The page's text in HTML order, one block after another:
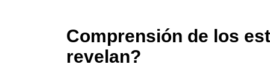
Comprensión de los
revelan?